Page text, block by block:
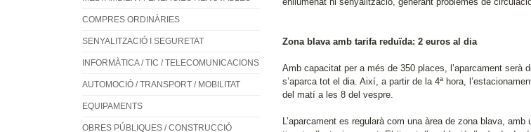
COMPRES ORDINÀRIES
SENYALITZACIÓ I SEGURETAT
INFORMÀTICA / TIC / TELECOMUNICACIONS
AUTOMOCIÓ / TRANSPORT / MOBILITAT
EQUIPAMENTS
OBRES PÚBLIQUES / CONSTRUCCIÓ
Zona blava amb tarifa reduïda: 2 euros al dia
Amb capacitat per a més de 350 places, l’aparcament serà
s’aparca tot el dia. Així, a partir de la 4ª hora,
del matí a les 8 del vespre.
L’aparcament es regularà com una àrea de zona blava,